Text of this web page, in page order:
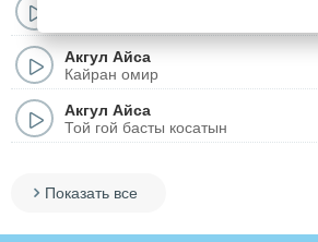
Акгул Айса
Кайран омир
Акгул Айса
Той гой басты косатын
Показать все